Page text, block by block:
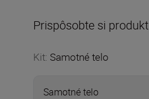
Prispôsobte si produkt
Kit: Samotné telo
Samotné telo